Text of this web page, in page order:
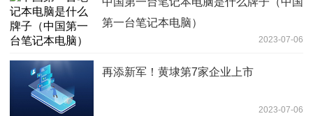
第一台笔记本电脑）
2023-07-06
再添新军！黄埭第7家企业上市
2023-07-06